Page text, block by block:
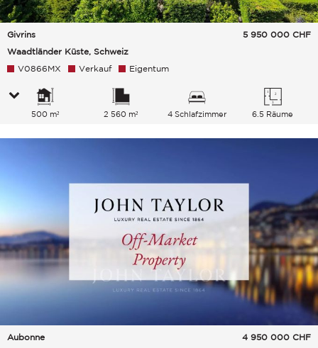
Givrins
Waadtländer Küste, Schweiz
5 950 000 CHF
V0866MX Verkauf Eigentum
500 m² 2 560 m² 4 Schlafzimmer 6.5 Räume
Aubonne
4 950 000 CHF